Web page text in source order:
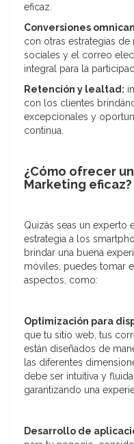
eficaz.
Conversiones
con otras estrategias
sociales y el correo
integral para la
Retención y lealtad:
con los clientes
excepcionales y
continua.
¿Cómo ofrecer
Marketing eficaz?
Quizás seas un experto
estrategia a los
brindar una buena
móviles, puedes tomar
aspectos, como:
Optimización para
que tu sitio web, tus
están diseñados de
las diferentes
debe ser intuitiva y
garantizando una
Desarrollo de